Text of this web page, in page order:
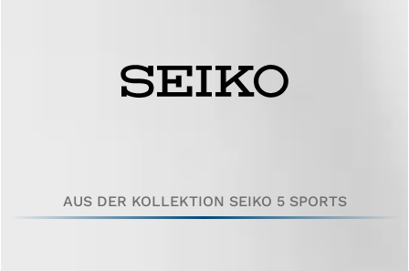
AUS DER KOLLEKTION SEIKO 5 SPORTS